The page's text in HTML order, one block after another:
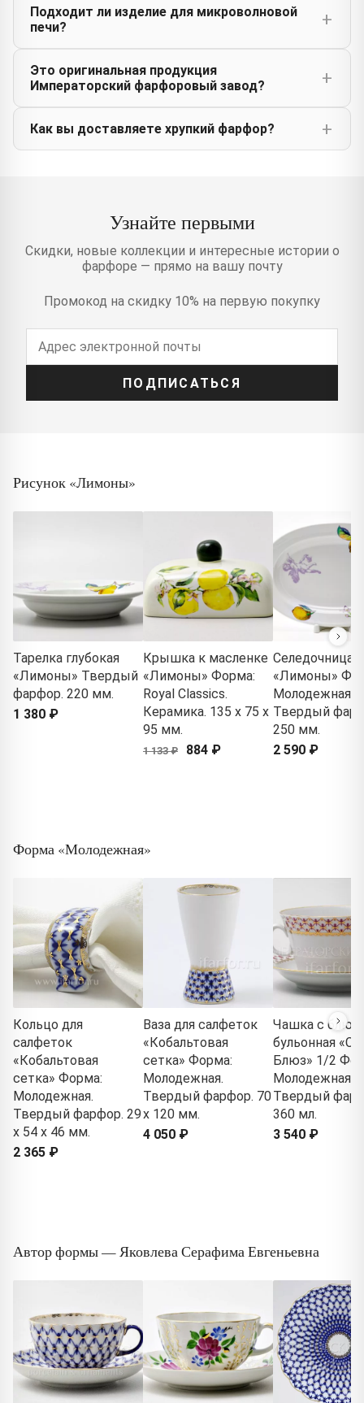
Подходит ли изделие для микроволновой
печи?
Это оригинальная продукция
Императорский фарфоровый завод?
Как вы доставляете хрупкий фарфор?
Узнайте первыми
Скидки, новые коллекции и интересные истории о
фарфоре — прямо на вашу почту
Промокод на скидку 10% на первую покупку
ПОДПИСАТЬСЯ
Рисунок «Лимоны»
Тарелка глубокая
«Лимоны» Твердый
фарфор. 220 мм.
1 380 ₽
Крышка к масленке
«Лимоны» Форма:
Royal Classics.
Керамика. 135 x 75 x
95 мм.
1 133 ₽ 884 ₽
Селедочница
«Лимоны»
Молодежная.
Твердый
250 мм.
2 590 ₽
Форма «Молодежная»
Кольцо для
салфеток
«Кобальтовая
сетка» Форма:
Молодежная.
Твердый фарфор. 29
x 54 x 46 мм.
2 365 ₽
Ваза для салфеток
«Кобальтовая
сетка» Форма:
Молодежная.
Твердый фарфор. 70
x 120 мм.
4 050 ₽
Чашка с
бульонная
Блюз» 1/2
Молодежная.
Твердый
360 мл.
3 540 ₽
Автор формы — Яковлева Серафима Евгеньевна